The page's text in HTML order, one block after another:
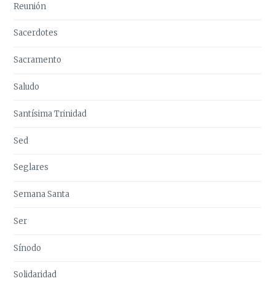
Reunión
Sacerdotes
Sacramento
Saludo
Santísima Trinidad
Sed
Seglares
Semana Santa
Ser
Sínodo
Solidaridad